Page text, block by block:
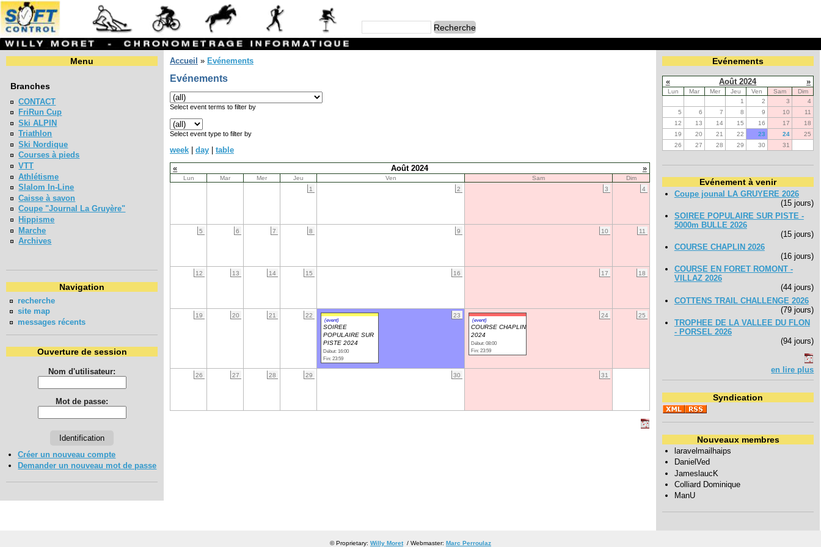
Menu
Branches
CONTACT
FriRun Cup
Ski ALPIN
Triathlon
Ski Nordique
Courses à pieds
VTT
Athlétisme
Slalom In-Line
Caisse à savon
Coupe "Journal La Gruyère"
Hippisme
Marche
Archives
Navigation
recherche
site map
messages récents
Ouverture de session
Nom d'utilisateur:
Mot de passe:
Créer un nouveau compte
Demander un nouveau mot de passe
Accueil » Evénements
Evénements
Select event terms to filter by
Select event type to filter by
week day
table
«
Août 2024 »
Lun Mar Mer Jeu Ven Sam
Dim
1
2 3 4
5 6 7 8 9 10 11
12 13 14 15 16 17 18
19 20 21 22 23
(event)
SOIREE
POPULAIRE SUR
PISTE 2024
Début: 16:00
Fin: 23:59
24
(event)
COURSE CHAPLIN
2024
Début: 08:00
Fin: 23:59
25
26 27 28 29 30 31
Evénements
« Août 2024 »
Lun Mar Mer Jeu Ven Sam
Dim
1
2 3
4
5
6 7 8 9 10
11
12
13 14 15 16 17
18
19
20 21 22 23 24
25
26
27 28 29 30 31
Evénement à venir
Coupe jounal LA GRUYERE 2026
(15 jours)
SOIREE POPULAIRE SUR PISTE -
5000m BULLE 2026
(15 jours)
COURSE CHAPLIN 2026
(16 jours)
COURSE EN FORET ROMONT -
VILLAZ 2026
(44 jours)
COTTENS TRAIL CHALLENGE 2026
(79 jours)
TROPHEE DE LA VALLEE DU FLON
- PORSEL 2026
(94 jours)
en lire plus
Syndication
Nouveaux membres
laravelmailhaips
DanielVed
JameslaucK
Colliard Dominique
ManU
© Proprietary: Willy Moret/ Webmaster: Marc Perroulaz